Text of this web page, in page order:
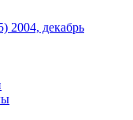
2004, декабрь